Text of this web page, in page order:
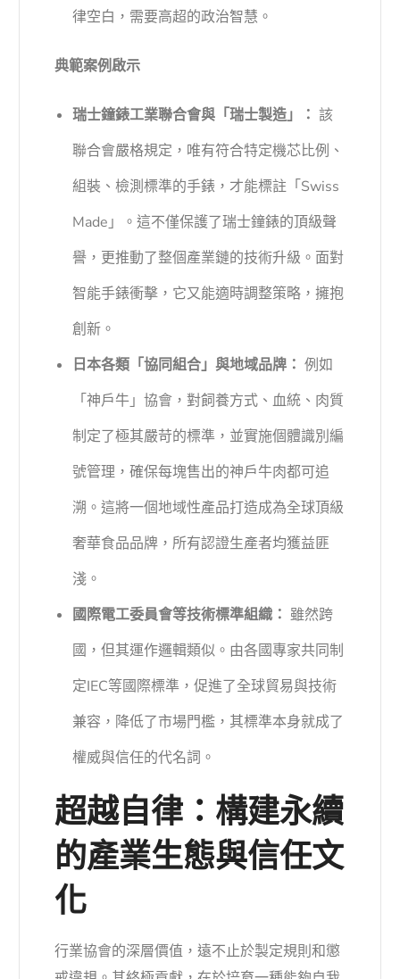
律空白，需要高超的政治智慧。
典範案例啟示
瑞士鐘錶工業聯合會與「瑞士製造」： 該
聯合會嚴格規定，唯有符合特定機芯比例、
組裝、檢測標準的手錶，才能標註「Swiss
Made」。這不僅保護了瑞士鐘錶的頂級聲
譽，更推動了整個產業鏈的技術升級。面對
智能手錶衝擊，它又能適時調整策略，擁抱
創新。
日本各類「協同組合」與地域品牌： 例如
「神戶牛」協會，對飼養方式、血統、肉質
制定了極其嚴苛的標準，並實施個體識別編
號管理，確保每塊售出的神戶牛肉都可追
溯。這將一個地域性產品打造成為全球頂級
奢華食品品牌，所有認證生產者均獲益匪
淺。
國際電工委員會等技術標準組織： 雖然跨
國，但其運作邏輯類似。由各國專家共同制
定IEC等國際標準，促進了全球貿易與技術
兼容，降低了市場門檻，其標準本身就成了
權威與信任的代名詞。
超越自律：構建永續
的產業生態與信任文
化
行業協會的深層價值，遠不止於製定規則和懲